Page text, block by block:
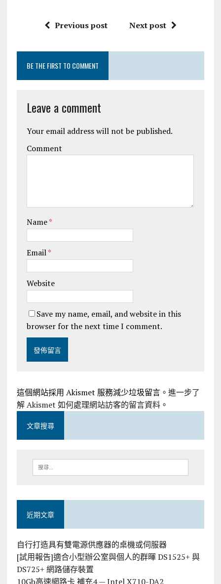
Previous post Next post
BE THE FIRST TO COMMENT
Leave a comment
Your email address will not be published.
Comment
Name*
Email*
Website
Save my name, email, and website in this
browser for the next time I comment.
這個網站採用 Akismet 服務減少垃圾留言。 進一步了
解 Akismet 如何處理網站訪客的留言資料。
文章搜尋
近期文章
自行打造具有雙電源供應器的桌機或伺服器
[試用報告]適合小型辦公室與個人的群暉 DS1525+ 與
DS725+ 網路儲存裝置
10Gb高速網路卡 補充4 — Intel X710-DA2